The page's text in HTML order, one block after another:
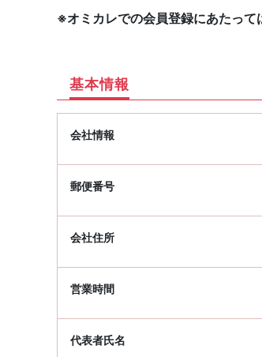
※オミカレでの会員登録にあたって
基本情報
会社情報
郵便番号
会社住所
営業時間
代表者氏名